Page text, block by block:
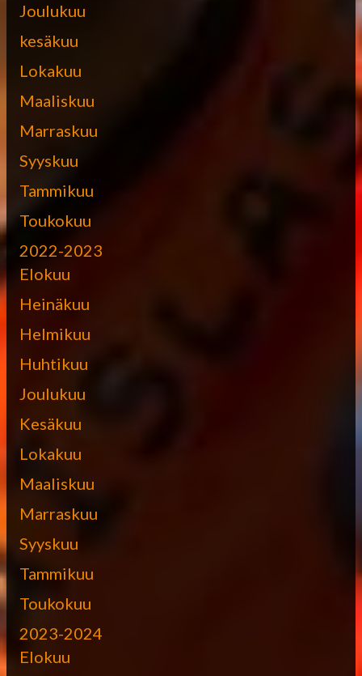
Joulukuu
kesäkuu
Lokakuu
Maaliskuu
Marraskuu
Syyskuu
Tammikuu
Toukokuu
2022-2023
Elokuu
Heinäkuu
Helmikuu
Huhtikuu
Joulukuu
Kesäkuu
Lokakuu
Maaliskuu
Marraskuu
Syyskuu
Tammikuu
Toukokuu
2023-2024
Elokuu